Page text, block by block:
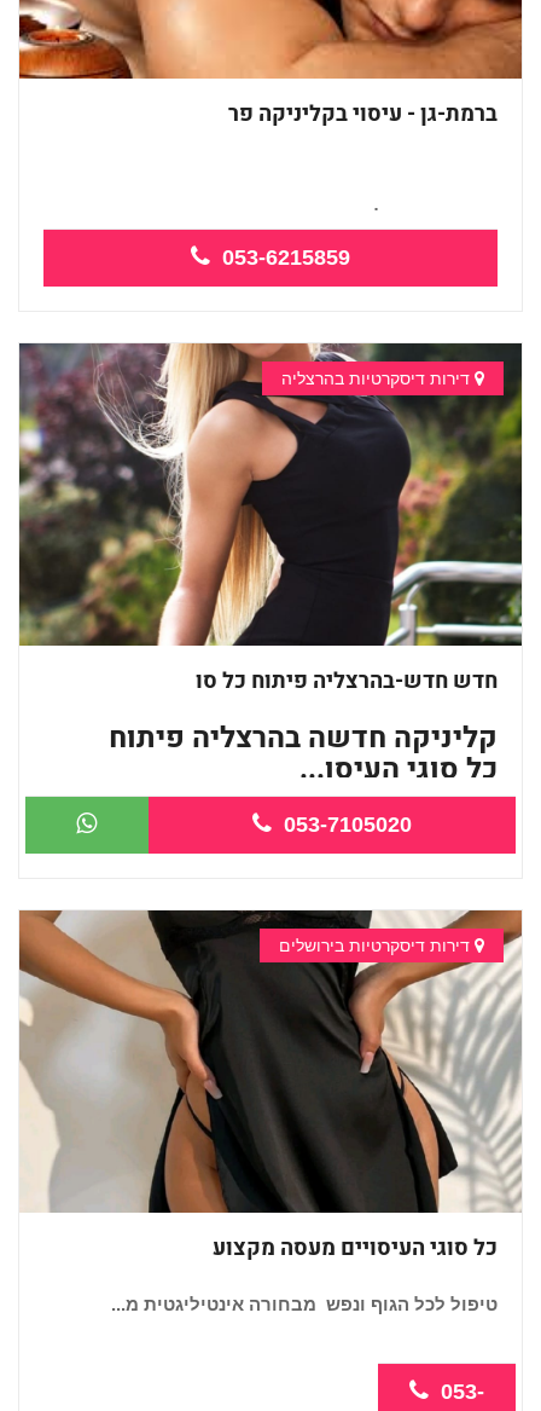
ברמת-גן - עיסוי בקליניקה פר
עיסוי שוודי הוליסטי מפנק ממעסה מקצועי...
053-6215859
דירות דיסקרטיות בהרצליה
חדש חדש-בהרצליה פיתוח כל סו
קליניקה חדשה בהרצליה פיתוח
כל סוגי העיסו...
053-7105020
דירות דיסקרטיות בירושלים
כל סוגי העיסויים מעסה מקצוע
טיפול לכל הגוף ונפש מבחורה אינטיליגטית מ...
053-